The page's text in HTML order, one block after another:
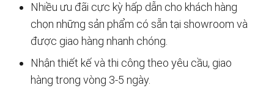
Nhiều ưu đãi cực kỳ hấp dẫn cho khách hàng
chọn những sản phẩm có sẵn tại showroom và
được giao hàng nhanh chóng.
Nhận thiết kế và thi công theo yêu cầu, giao
hàng trong vòng 3-5 ngày.